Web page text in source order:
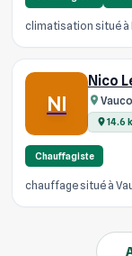
climatisation situé à
NI
Nico
14.6
Chauffagiste
chauffage situé à